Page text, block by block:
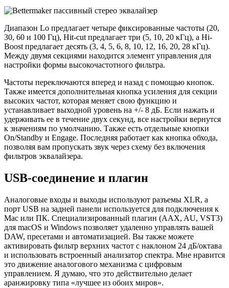
Диапазон Lo предлагает четыре фиксированные частоты (20,
30, 60 и 100 Гц), Hit-cut предлагает три (5, 10, 20 кГц), а Hi-
Boost предлагает десять (3, 4, 5, 6, 8, 10, 12, 16, 20, 28 кГц).
Между двумя секциями находится элемент управления для
настройки формы высокочастотного фильтра.
Частоты переключаются вперед и назад с помощью кнопок.
Также имеется дополнительная кнопка усиления для секции
высоких частот, которая меняет свою функцию и
устанавливает выходной уровень на +/- 8 дБ. Если нажать и
удерживать ее в течение двух секунд, все настройки вернутся
к значениям по умолчанию. Также есть отдельные кнопки
On/Standby и Engage. Последняя работает как кнопка обхода,
позволяя вам пропускать звук через схему без включения
фильтров эквалайзера.
USB-соединение и плагин
Аналоговые входы и выходы используют разъемы XLR, а
порт USB на задней панели используется для подключения к
Mac или ПК. Специализированный плагин (AAX, AU, VST3)
для macOS и Windows позволяет удаленно управлять вашей
DAW, пресетами и автоматизацией. Вы также можете
активировать фильтр верхних частот с наклоном 24 дБ/октава
и использовать встроенный анализатор спектра. Мне нравится
это движение аналогового механизма с цифровым
управлением. Я думаю, что это действительно делает
аранжировку типа «лучшее из обоих миров».